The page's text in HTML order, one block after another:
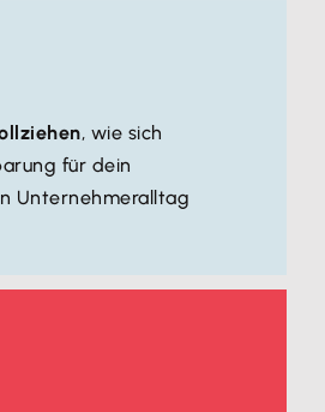
, wie sich
für dein
Unternehmeralltag